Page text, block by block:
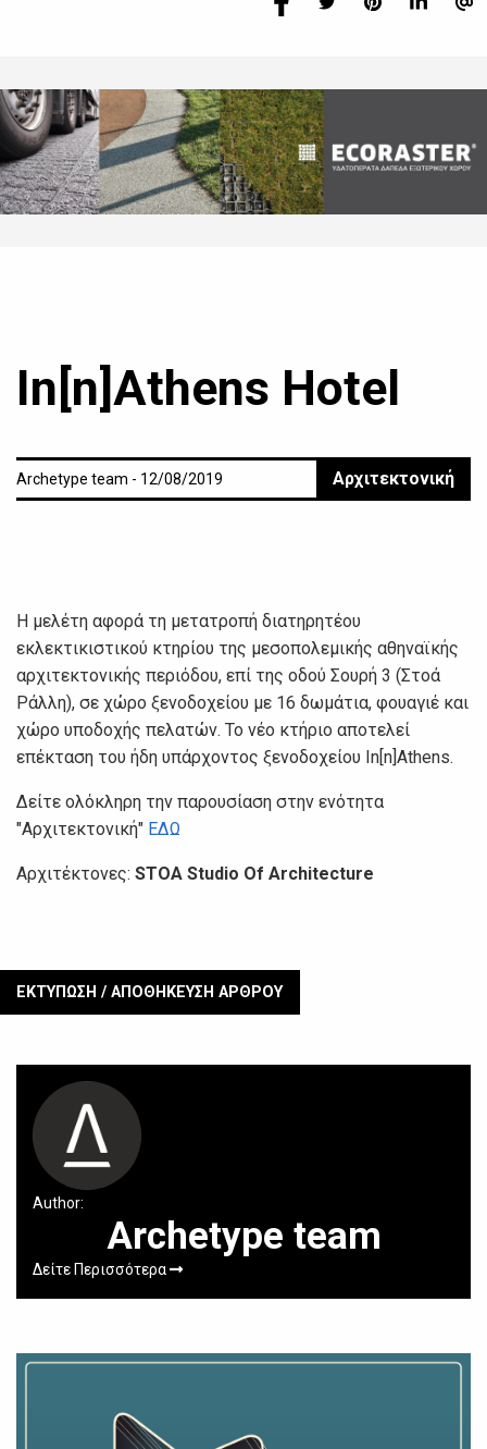
In[n]Athens Hotel
Archetype team - 12/08/2019 Αρχιτεκτονική
Η μελέτη αφορά τη μετατροπή διατηρητέου
εκλεκτικιστικού κτηρίου της μεσοπολεμικής αθηναϊκής
αρχιτεκτονικής περιόδου, επί της οδού Σουρή 3 (Στοά
Ράλλη), σε χώρο ξενοδοχείου με 16 δωμάτια, φουαγιέ και
χώρο υποδοχής πελατών. Το νέο κτήριο αποτελεί
επέκταση του ήδη υπάρχοντος ξενοδοχείου Ιn[n]Athens.
Δείτε ολόκληρη την παρουσίαση στην ενότητα
"Αρχιτεκτονική" ΕΔΩ
Αρχιτέκτονες: STOA Studio Of Architecture
ΕΚΤΥΠΩΣΗ / ΑΠΟΘΗΚΕΥΣΗ ΑΡΘΡΟΥ
Author:
Archetype team
Δείτε Περισσότερα